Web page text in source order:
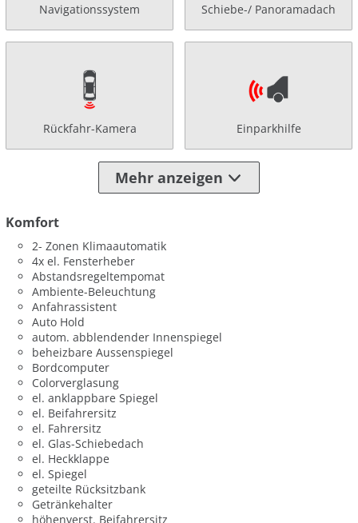
Navigationssystem Schiebe-/ Panoramadach
Rückfahr-Kamera Einparkhilfe
Mehr anzeigen
Komfort
2- Zonen Klimaautomatik
4x el. Fensterheber
Abstandsregeltempomat
Ambiente-Beleuchtung
Anfahrassistent
Auto Hold
autom. abblendender Innenspiegel
beheizbare Aussenspiegel
Bordcomputer
Colorverglasung
el. anklappbare Spiegel
el. Beifahrersitz
el. Fahrersitz
el. Glas-Schiebedach
el. Heckklappe
el. Spiegel
geteilte Rücksitzbank
Getränkehalter
höhenverst. Beifahrersitz